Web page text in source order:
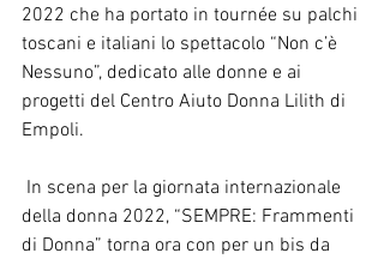
2022 che ha portato in tournée su palchi
toscani e italiani lo spettacolo “Non c’è
Nessuno”, dedicato alle donne e ai
progetti del Centro Aiuto Donna Lilith di
Empoli.
della donna 2022, “SEMPRE: Frammenti
di Donna” torna ora con per un bis da